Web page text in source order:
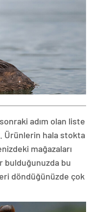
adım olan liste
Ürünlerin hala stokta
mağazaları
bulduğunuzda bu
döndüğünüzde çok